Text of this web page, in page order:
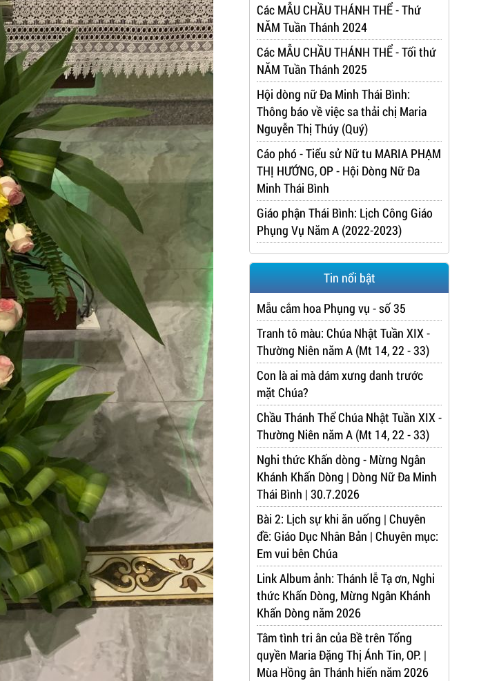
Các MẪU CHẦU THÁNH THỂ - Thứ
NĂM Tuần Thánh 2024
Các MẪU CHẦU THÁNH THỂ - Tối thứ
NĂM Tuần Thánh 2025
Hội dòng nữ Đa Minh Thái Bình:
Thông báo về việc sa thải chị Maria
Nguyễn Thị Thúy (Quý)
Cáo phó - Tiểu sử Nữ tu MARIA PHẠM
THỊ HƯỚNG, OP - Hội Dòng Nữ Đa
Minh Thái Bình
Giáo phận Thái Bình: Lịch Công Giáo
Phụng Vụ Năm A (2022-2023)
Tin nổi bật
Mẫu cắm hoa Phụng vụ - số 35
Tranh tô màu: Chúa Nhật Tuần XIX -
Thường Niên năm A (Mt 14, 22 - 33)
Con là ai mà dám xưng danh trước
mặt Chúa?
Chầu Thánh Thể Chúa Nhật Tuần XIX -
Thường Niên năm A (Mt 14, 22 - 33)
Nghi thức Khấn dòng - Mừng Ngân
Khánh Khấn Dòng | Dòng Nữ Đa Minh
Thái Bình | 30.7.2026
Bài 2: Lịch sự khi ăn uống | Chuyên
đề: Giáo Dục Nhân Bản | Chuyên mục:
Em vui bên Chúa
Link Album ảnh: Thánh lễ Tạ ơn, Nghi
thức Khấn Dòng, Mừng Ngân Khánh
Khấn Dòng năm 2026
Tâm tình tri ân của Bề trên Tổng
quyền Maria Đặng Thị Ánh Tin, OP. |
Mùa Hồng ân Thánh hiến năm 2026